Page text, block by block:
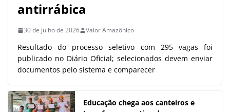
antirrábica
30 de julho de 2026 Valor Amazônico
Resultado do processo seletivo com 295 vagas foi
publicado no Diário Oficial; selecionados devem enviar
documentos pelo sistema e comparecer
Educação chega aos canteiros e